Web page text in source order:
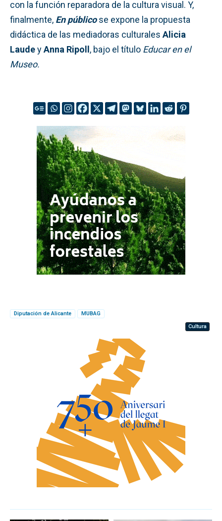
con la función reparadora de la cultura visual. Y,
finalmente, En público se expone la propuesta
didáctica de las mediadoras culturales Alicia
LaudeyAnna Ripoll, bajo el título Educar en el
Museo.
Diputación de Alicante
MUBAG
Cultura